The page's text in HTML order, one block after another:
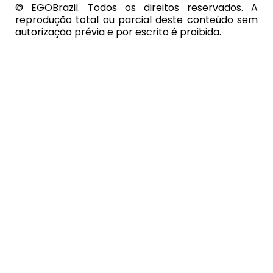
© EGOBrazil. Todos os direitos reservados. A
reprodução total ou parcial deste conteúdo sem
autorização prévia e por escrito é proibida.